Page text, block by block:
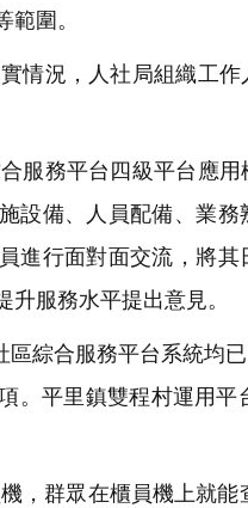
圍。
情況，人社局組織工
務平台四級平台應用
設備、人員配備、業
進行面對面交流，將
服務水平提出意見。
綜合服務平台系統均
。平里鎮雙程村運用
群眾在櫃員機上就能